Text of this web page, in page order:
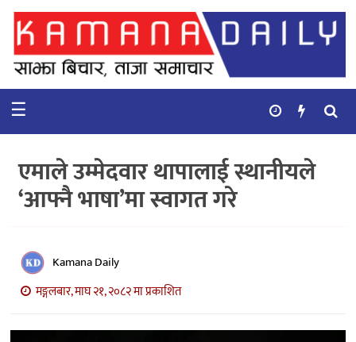
गृहपृष्ठ
समाचार
कुटनिती
कुराकानी
बाणिज्य
भिडियो
सिफारिस
☰
एमाले उम्मेदवार थापालाई स्थानीयले
‘आफ्नै भाषा’मा स्वागत गरे
Kamana Daily
मङ्गलबार, माघ २१, २०८२ मा प्रकाशित